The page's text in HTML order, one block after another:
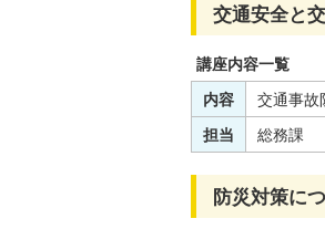
交通安全と
講座内容一覧
内容
交通事故
担当
総務課
防災対策に